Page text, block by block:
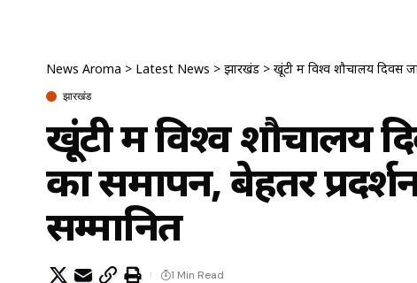
News Aroma > Latest News > झारखंड > खूंटी में विश्व शौचालय दिवस
झारखंड
खूंटी में विश्व शौचालय
का समापन, बेहतर
सम्मानित
1 Min Read